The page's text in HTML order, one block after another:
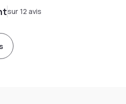
sur 12 avis